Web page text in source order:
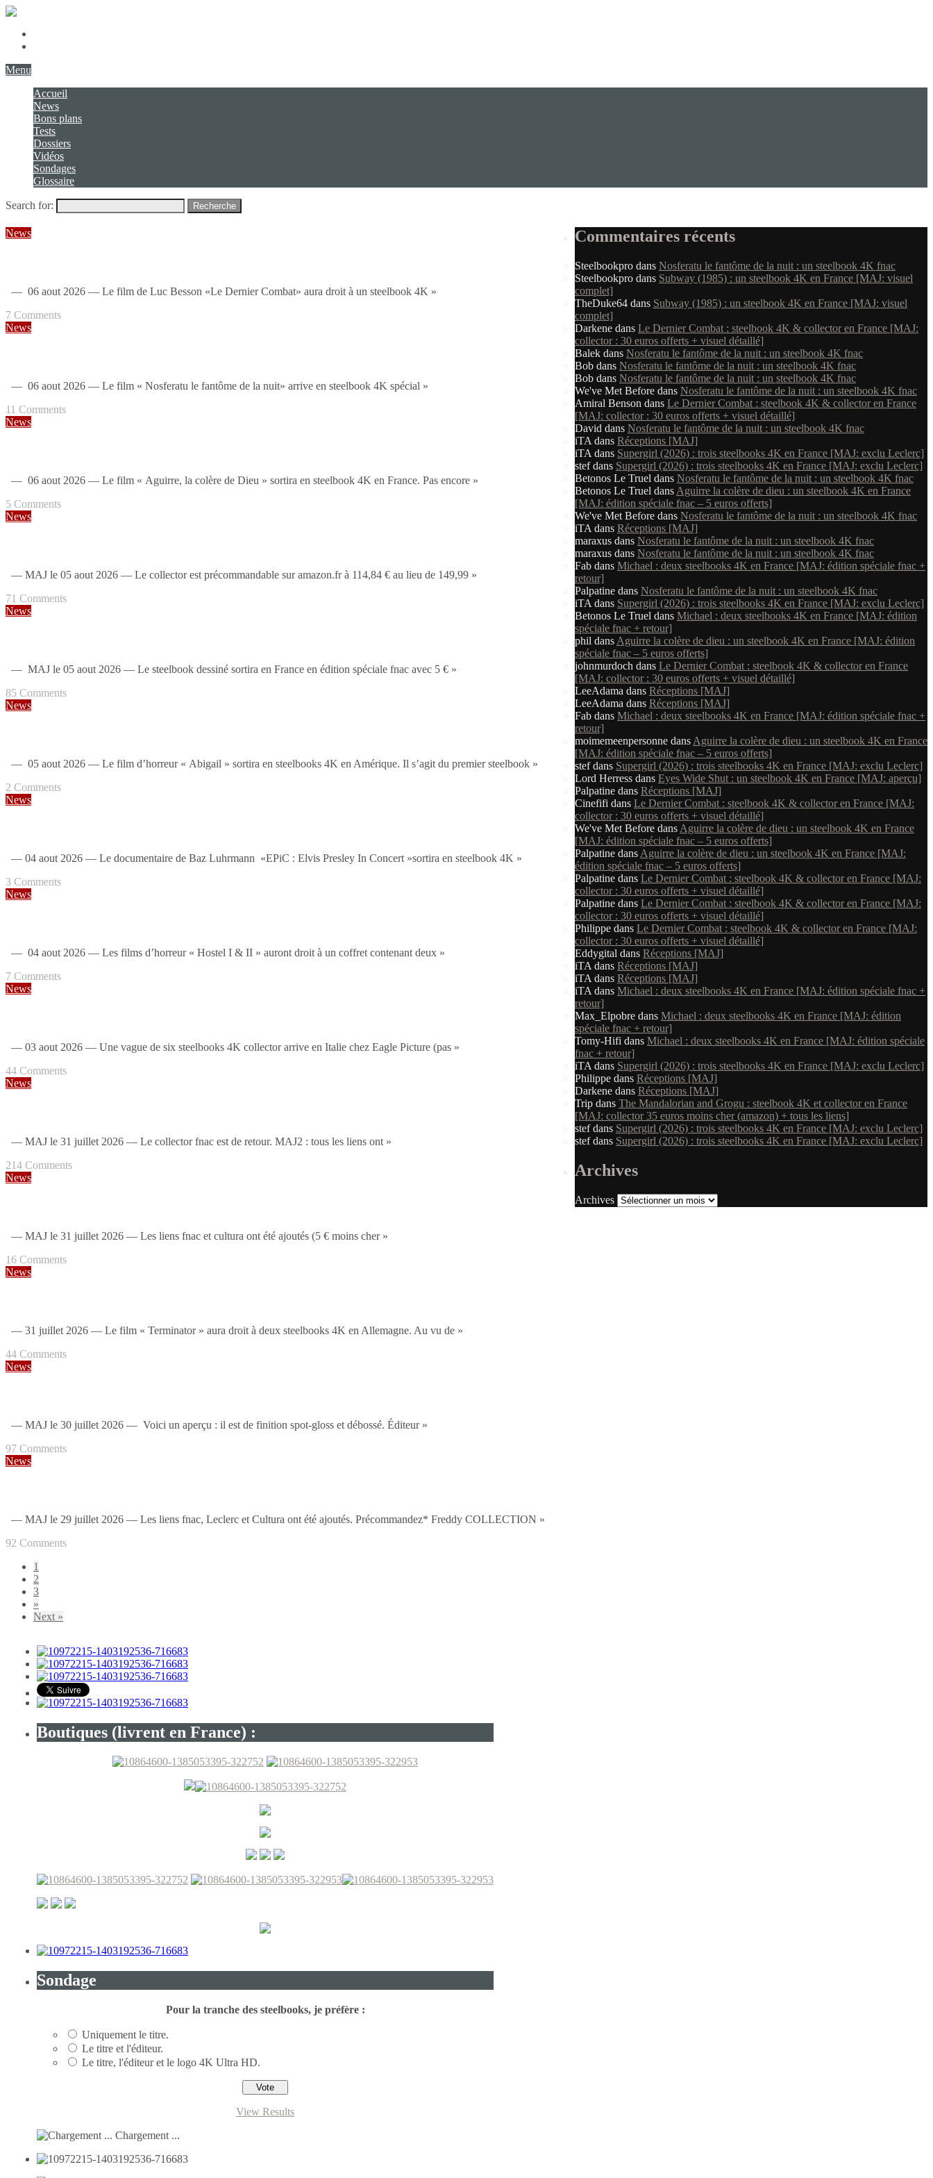
Menu
Accueil
News
Bons plans
Tests
Dossiers
Vidéos
Sondages
Glossaire
Search for: Recherche
News
— 06 aout 2026 — Le film de Luc Besson «Le Dernier Combat» aura droit à un steelbook 4K »
7 Comments
News
— 06 aout 2026 — Le film « Nosferatu le fantôme de la nuit» arrive en steelbook 4K spécial »
11 Comments
News
— 06 aout 2026 — Le film « Aguirre, la colère de Dieu » sortira en steelbook 4K en France. Pas encore »
5 Comments
News
— MAJ le 05 aout 2026 — Le collector est précommandable sur amazon.fr à 114,84 € au lieu de 149,99 »
71 Comments
News
— MAJ le 05 aout 2026 — Le steelbook dessiné sortira en France en édition spéciale fnac avec 5 € »
85 Comments
News
— 05 aout 2026 — Le film d’horreur « Abigail » sortira en steelbooks 4K en Amérique. Il s’agit du premier steelbook »
2 Comments
News
— 04 aout 2026 — Le documentaire de Baz Luhrmann «EPiC : Elvis Presley In Concert »sortira en steelbook 4K »
3 Comments
News
— 04 aout 2026 — Les films d’horreur « Hostel I & II » auront droit à un coffret contenant deux »
7 Comments
News
— 03 aout 2026 — Une vague de six steelbooks 4K collector arrive en Italie chez Eagle Picture (pas »
44 Comments
News
— MAJ le 31 juillet 2026 — Le collector fnac est de retour. MAJ2 : tous les liens ont »
214 Comments
News
— MAJ le 31 juillet 2026 — Les liens fnac et cultura ont été ajoutés (5 € moins cher »
16 Comments
News
— 31 juillet 2026 — Le film « Terminator » aura droit à deux steelbooks 4K en Allemagne. Au vu de »
44 Comments
News
— MAJ le 30 juillet 2026 — Voici un aperçu : il est de finition spot-gloss et débossé. Éditeur »
97 Comments
News
— MAJ le 29 juillet 2026 — Les liens fnac, Leclerc et Cultura ont été ajoutés. Précommandez* Freddy COLLECTION »
92 Comments
1
2
3
»
Next »
Boutiques (livrent en France) :
Sondage
Pour la tranche des steelbooks, je préfère :
Uniquement le titre.
Le titre et l'éditeur.
Le titre, l'éditeur et le logo 4K Ultra HD.
View Results
Chargement ...
Commentaires récents
Steelbookpro dans Nosferatu le fantôme de la nuit : un steelbook 4K fnac
Steelbookpro dans Subway (1985) : un steelbook 4K en France [MAJ: visuel
complet]
TheDuke64 dans Subway (1985) : un steelbook 4K en France [MAJ: visuel
complet]
Darkene dans Le Dernier Combat : steelbook 4K & collector en France [MAJ:
collector : 30 euros offerts + visuel détaillé]
Balek dans Nosferatu le fantôme de la nuit : un steelbook 4K fnac
Bob dans Nosferatu le fantôme de la nuit : un steelbook 4K fnac
Bob dans Nosferatu le fantôme de la nuit : un steelbook 4K fnac
We've Met Before dans Nosferatu le fantôme de la nuit : un steelbook 4K fnac
Amiral Benson dans Le Dernier Combat : steelbook 4K & collector en France
[MAJ: collector : 30 euros offerts + visuel détaillé]
David dans Nosferatu le fantôme de la nuit : un steelbook 4K fnac
iTA dans Réceptions [MAJ]
iTA dans Supergirl (2026) : trois steelbooks 4K en France [MAJ: exclu Leclerc]
stefdans Supergirl (2026) : trois steelbooks 4K en France [MAJ: exclu Leclerc]
Betonos Le Truel dans Nosferatu le fantôme de la nuit : un steelbook 4K fnac
Betonos Le Truel dans Aguirre la colère de dieu : un steelbook 4K en France
[MAJ: édition spéciale fnac – 5 euros offerts]
We've Met Before dans Nosferatu le fantôme de la nuit : un steelbook 4K fnac
iTA dans Réceptions [MAJ]
maraxus dans Nosferatu le fantôme de la nuit : un steelbook 4K fnac
maraxus dans Nosferatu le fantôme de la nuit : un steelbook 4K fnac
Fab dans Michael : deux steelbooks 4K en France [MAJ: édition spéciale fnac +
retour]
Palpatine dans Nosferatu le fantôme de la nuit : un steelbook 4K fnac
iTA dans Supergirl (2026) : trois steelbooks 4K en France [MAJ: exclu Leclerc]
Betonos Le Truel dans Michael : deux steelbooks 4K en France [MAJ: édition
spéciale fnac + retour]
phil dans Aguirre la colère de dieu : un steelbook 4K en France [MAJ: édition
spéciale fnac – 5 euros offerts]
johnmurdoch dans Le Dernier Combat : steelbook 4K & collector en France
[MAJ: collector : 30 euros offerts + visuel détaillé]
LeeAdama dans Réceptions [MAJ]
LeeAdama dans Réceptions [MAJ]
Fab dans Michael : deux steelbooks 4K en France [MAJ: édition spéciale fnac +
retour]
moimemeenpersonne dans Aguirre la colère de dieu : un steelbook 4K en France
[MAJ: édition spéciale fnac – 5 euros offerts]
stefdans Supergirl (2026) : trois steelbooks 4K en France [MAJ: exclu Leclerc]
Lord Herress dans Eyes Wide Shut : un steelbook 4K en France [MAJ: aperçu]
Palpatine dans Réceptions [MAJ]
Cinefifi dans Le Dernier Combat : steelbook 4K & collector en France [MAJ:
collector : 30 euros offerts + visuel détaillé]
We've Met Before dans Aguirre la colère de dieu : un steelbook 4K en France
[MAJ: édition spéciale fnac – 5 euros offerts]
Palpatine dans Aguirre la colère de dieu : un steelbook 4K en France [MAJ:
édition spéciale fnac – 5 euros offerts]
Palpatine dans Le Dernier Combat : steelbook 4K & collector en France [MAJ:
collector : 30 euros offerts + visuel détaillé]
Palpatine dans Le Dernier Combat : steelbook 4K & collector en France [MAJ:
collector : 30 euros offerts + visuel détaillé]
Philippe dans Le Dernier Combat : steelbook 4K & collector en France [MAJ:
collector : 30 euros offerts + visuel détaillé]
Eddygital dans Réceptions [MAJ]
iTA dans Réceptions [MAJ]
iTA dans Réceptions [MAJ]
iTA dans Michael : deux steelbooks 4K en France [MAJ: édition spéciale fnac +
retour]
Max_Elpobre dans Michael : deux steelbooks 4K en France [MAJ: édition
spéciale fnac + retour]
Tomy-Hifi dans Michael : deux steelbooks 4K en France [MAJ: édition spéciale
fnac + retour]
iTA dans Supergirl (2026) : trois steelbooks 4K en France [MAJ: exclu Leclerc]
Philippe dans Réceptions [MAJ]
Darkene dans Réceptions [MAJ]
Trip dans The Mandalorian and Grogu : steelbook 4K et collector en France
[MAJ: collector 35 euros moins cher (amazon) + tous les liens]
stefdans Supergirl (2026) : trois steelbooks 4K en France [MAJ: exclu Leclerc]
stefdans Supergirl (2026) : trois steelbooks 4K en France [MAJ: exclu Leclerc]
Archives
Archives